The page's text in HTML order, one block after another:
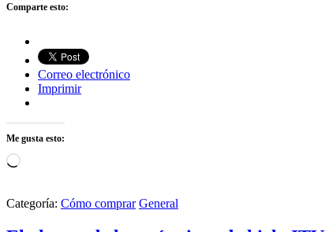
Comparte esto:
Correo electrónico
Imprimir
Me gusta esto:
Cargando...
Categoría: Cómo comprar General